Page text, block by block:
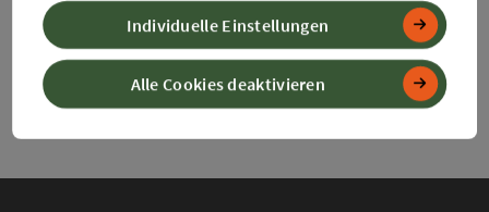
Webseiten
ServicesAlle Cookies deaktivieren
Individuelle Einstellungen